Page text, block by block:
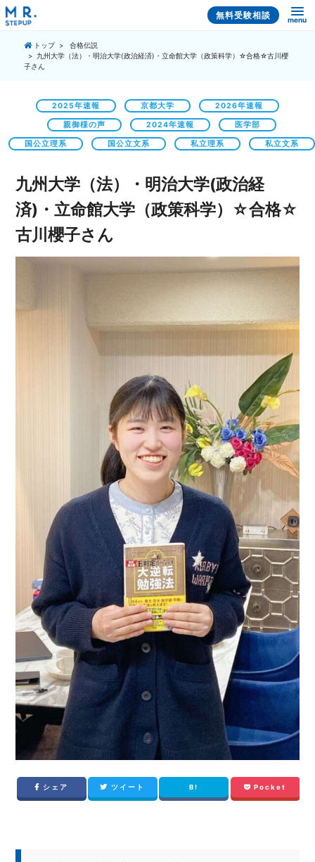
無料受験相談 menu
トップ
合格伝説
九州大学（法）・明治大学(政治経済)・立命館大学（政策科学）☆合格☆古川櫻
子さん
2025年速報 京都大学 2026年速報
親御様の声 2024年速報 医学部
国公立理系 国公立文系 私立理系 私立文系
九州大学（法）・明治大学(政治経
済)・立命館大学（政策科学）☆合格☆
古川櫻子さん
シェア ツイート B! Pocket